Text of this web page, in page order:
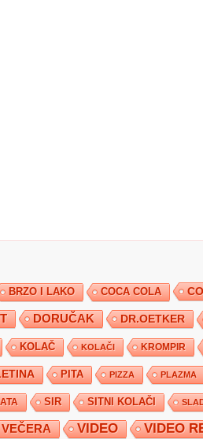
BRZO I LAKO COCA COLA
DORUČAK DR.OETKER
KOLAČ KOLAČI KROMPIR
PITA PIZZA PLAZMA
SIR SITNI KOLAČI
VEČERA VIDEO VIDEO